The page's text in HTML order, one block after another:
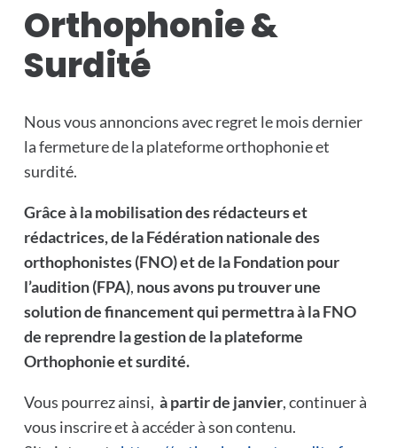
Orthophonie &
Surdité
Nous vous annoncions avec regret le mois dernier
la fermeture de la plateforme orthophonie et
surdité.
Grâce à la mobilisation des rédacteurs et
rédactrices, de la Fédération nationale des
orthophonistes (FNO) et de la Fondation pour
l’audition (FPA), nous avons pu trouver une
solution de financement qui permettra à la FNO
de reprendre la gestion de la plateforme
Orthophonie et surdité.
Vous pourrez ainsi, à partir de janvier, continuer à
vous inscrire et à accéder à son contenu.